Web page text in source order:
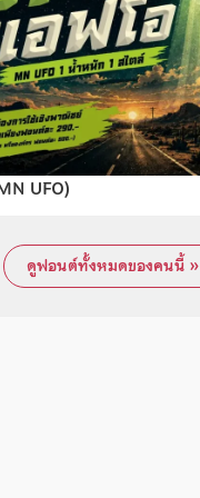
UFO)
ดูฟอนต์ทั้งหมดของคนนี้ »